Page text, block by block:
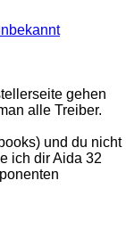
gehen
alle Treiber.
und du nicht
ich dir Aida 32